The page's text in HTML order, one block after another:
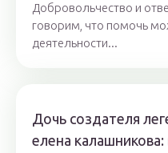
Добровольчество и
говорим, что помочь
деятельности...
Дочь создателя
елена